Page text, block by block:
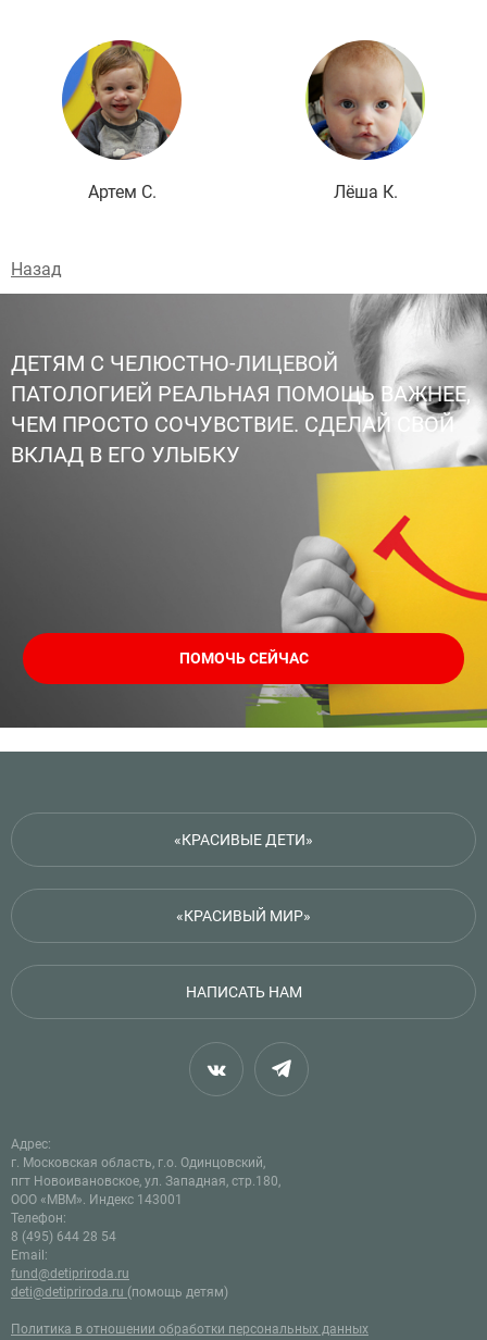
Артем С.
Подробнее
Лёша К.
Назад
ДЕТЯМ С ЧЕЛЮСТНО-ЛИЦЕВОЙ
ПАТОЛОГИЕЙ РЕАЛЬНАЯ ПОМОЩЬ ВАЖНЕЕ,
ЧЕМ ПРОСТО СОЧУВСТВИЕ. СДЕЛАЙ СВОЙ
ВКЛАД В ЕГО УЛЫБКУ
ПОМОЧЬ СЕЙЧАС
«КРАСИВЫЕ ДЕТИ»
«КРАСИВЫЙ МИР»
НАПИСАТЬ НАМ
Адрес:
г. Московская область, г.о. Одинцовский,
пгт Новоивановское, ул. Западная, стр.180,
ООО «МВМ». Индекс 143001
Телефон:
8 (495) 644 28 54
Email:
fund@detipriroda.ru
deti@detipriroda.ru (помощь детям)
Политика в отношении обработки персональных данных